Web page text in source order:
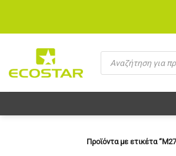
περιεχόμενο
Products
search
Προϊόντα με ετικέτα